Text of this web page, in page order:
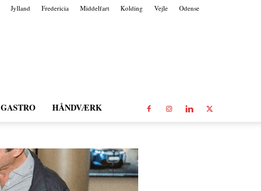
Jylland Fredericia Middelfart Kolding Vejle Odense
GASTRO HÅNDVÆRK